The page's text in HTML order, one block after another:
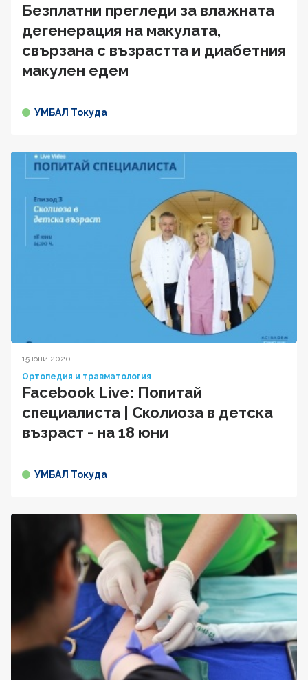
Безплатни прегледи за влажната
дегенерация на макулата,
свързана с възрастта и диабетния
макулен едем
УМБАЛ Токуда
15 юни 2020
Ортопедия и травматология
Facebook Live: Попитай
специалиста | Сколиоза в детска
възраст - на 18 юни
УМБАЛ Токуда